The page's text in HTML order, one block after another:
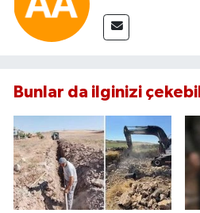
Bunlar da ilginizi